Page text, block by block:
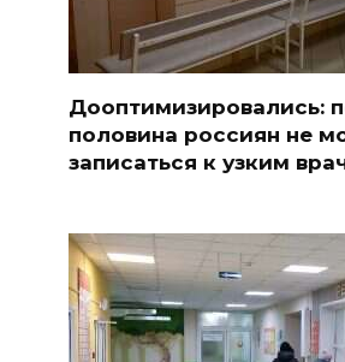
Дооптимизировались:
половина россиян не
записаться к узким